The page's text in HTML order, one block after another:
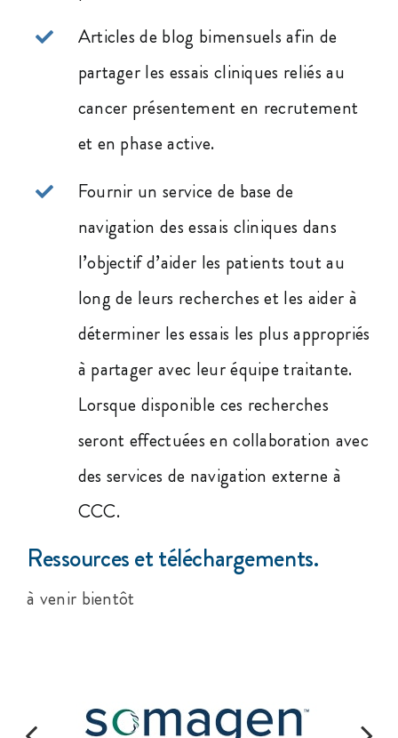
Articles de blog bimensuels afin de
partager les essais cliniques reliés au
cancer présentement en recrutement
et en phase active.
Fournir un service de base de
navigation des essais cliniques dans
l’objectif d’aider les patients tout au
long de leurs recherches et les aider à
déterminer les essais les plus appropriés
à partager avec leur équipe traitante.
Lorsque disponible ces recherches
seront effectuées en collaboration avec
des services de navigation externe à
CCC.
Ressources et téléchargements.
à venir bientôt